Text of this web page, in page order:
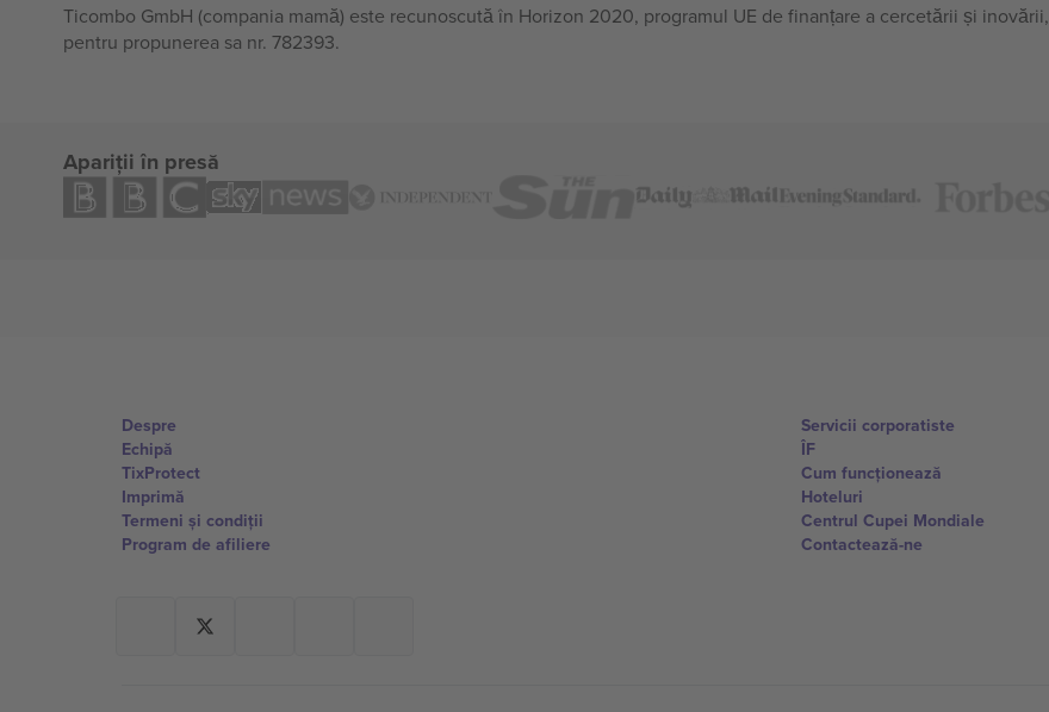
Ticombo GmbH (compania mamă) este recunoscută în Horizon 2020, programul UE de finanțare a cercetării și inovării,
pentru propunerea sa nr. 782393.
Apariții în presă
Despre
Echipă
TixProtect
Imprimă
Termeni și condiții
Program de afiliere
Servicii corporatiste
ÎF
Cum funcționează
Hoteluri
Centrul Cupei Mondiale
Contactează-ne